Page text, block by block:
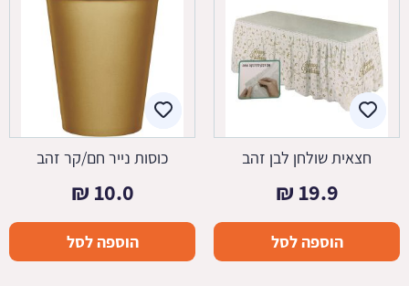
חצאית שולחן לבן זהב
19.9
₪
הוספה לסל
כוסות נייר חם/קר זהב
10.0
₪
הוספה לסל